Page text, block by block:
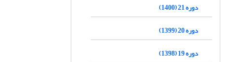
دوره 21 (1400)
دوره 20 (1399)
دوره 19 (1398)